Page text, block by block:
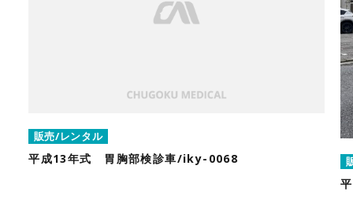
販売/レンタル
平成13年式 胃胸部検診車/iky-0068